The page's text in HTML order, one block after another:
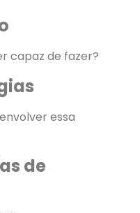
capaz de fazer?
essa
de